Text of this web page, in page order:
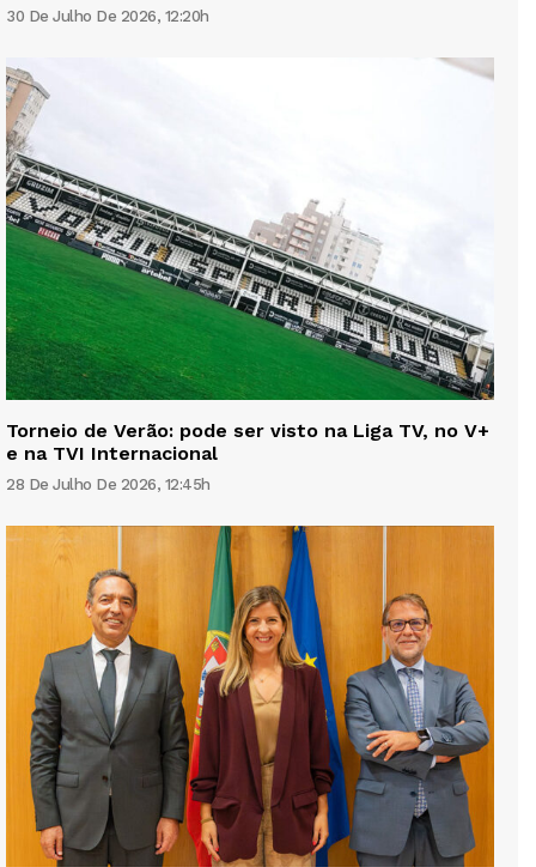
30 De Julho De 2026, 12:20h
Torneio de Verão: pode ser visto na Liga TV, no V+
e na TVI Internacional
28 De Julho De 2026, 12:45h